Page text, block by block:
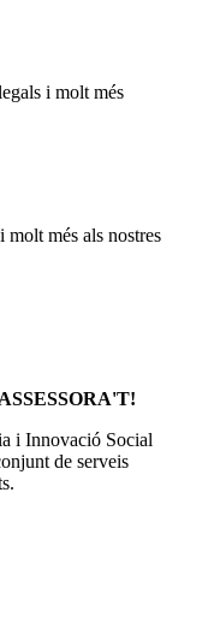
i molt més
i Innovació Social